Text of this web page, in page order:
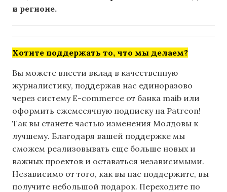
и регионе.
Хотите поддержать то, что мы делаем?
Вы можете внести вклад в качественную
журналистику, поддержав нас единоразово
через систему E-commerce от банка maib или
оформить ежемесячную подписку на Patreon!
Так вы станете частью изменения Молдовы к
лучшему. Благодаря вашей поддержке мы
сможем реализовывать еще больше новых и
важных проектов и оставаться независимыми.
Независимо от того, как вы нас поддержите, вы
получите небольшой подарок. Переходите по